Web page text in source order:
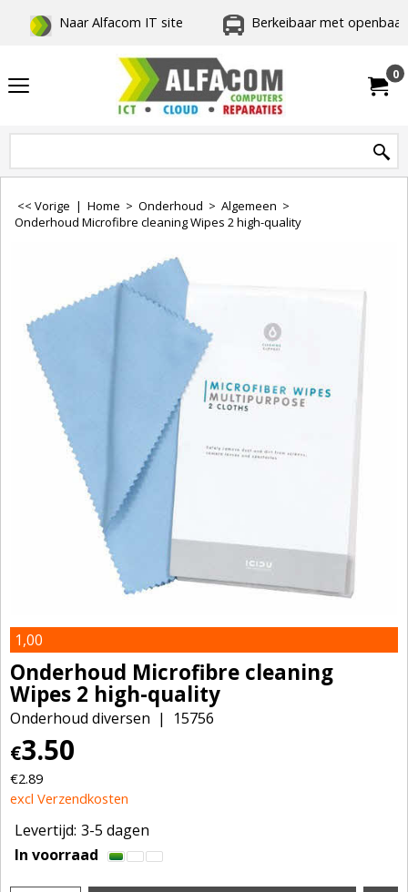
Naar Alfacom IT site Berkeibaar met
0
<< Vorige | Home > Onderhoud > Algemeen >
Onderhoud Microfibre cleaning Wipes 2 high-quality
1,00
Onderhoud Microfibre cleaning
Wipes 2 high-quality
Onderhoud diversen 15756
€3.50
€2.89
excl Verzendkosten
Levertijd: 3-5 dagen
In voorraad